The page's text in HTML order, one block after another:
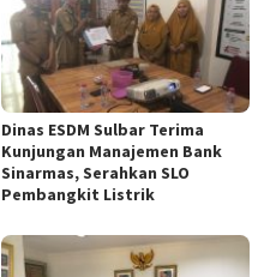
Dinas ESDM Sulbar Terima
Kunjungan Manajemen Bank
Sinarmas, Serahkan SLO
Pembangkit Listrik